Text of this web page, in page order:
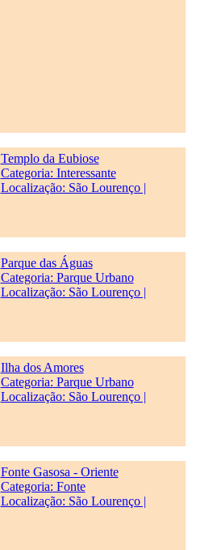
Templo da Eubiose
Categoria: Interessante
Localização: São Lourenço |
Parque das Águas
Categoria: Parque Urbano
Localização: São Lourenço |
Ilha dos Amores
Categoria: Parque Urbano
Localização: São Lourenço |
Fonte Gasosa - Oriente
Categoria: Fonte
Localização: São Lourenço |